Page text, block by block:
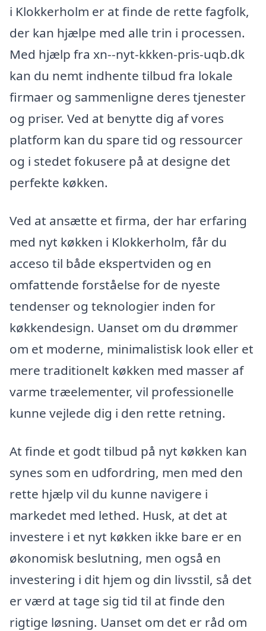
i Klokkerholm er at finde de rette fagfolk,
der kan hjælpe med alle trin i processen.
Med hjælp fra xn--nyt-kkken-pris-uqb.dk
kan du nemt indhente tilbud fra lokale
firmaer og sammenligne deres tjenester
og priser. Ved at benytte dig af vores
platform kan du spare tid og ressourcer
og i stedet fokusere på at designe det
perfekte køkken.
Ved at ansætte et firma, der har erfaring
med nyt køkken i Klokkerholm, får du
acceso til både ekspertviden og en
omfattende forståelse for de nyeste
tendenser og teknologier inden for
køkkendesign. Uanset om du drømmer
om et moderne, minimalistisk look eller et
mere traditionelt køkken med masser af
varme træelementer, vil professionelle
kunne vejlede dig i den rette retning.
At finde et godt tilbud på nyt køkken kan
synes som en udfordring, men med den
rette hjælp vil du kunne navigere i
markedet med lethed. Husk, at det at
investere i et nyt køkken ikke bare er en
økonomisk beslutning, men også en
investering i dit hjem og din livsstil, så det
er værd at tage sig tid til at finde den
rigtige løsning. Uanset om det er råd om